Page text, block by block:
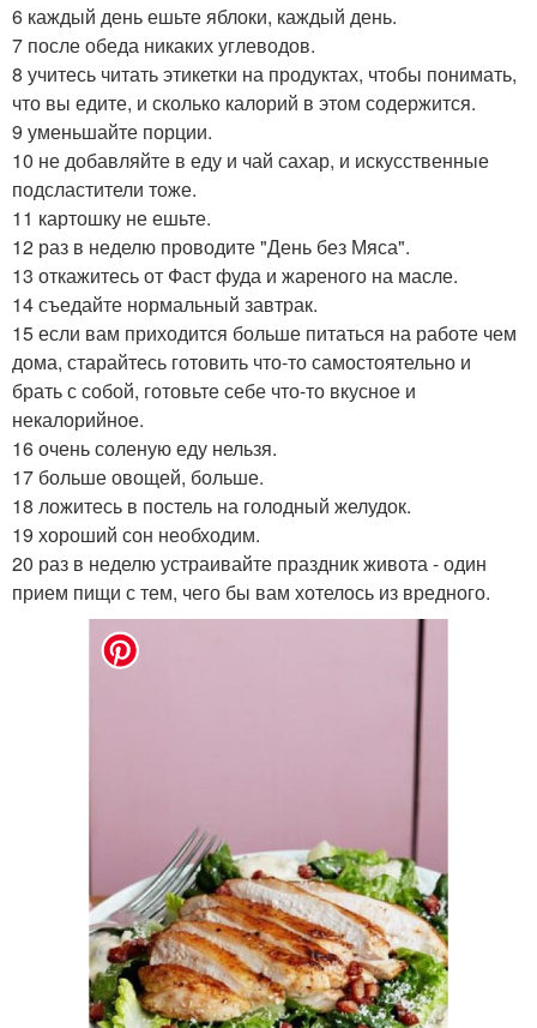
6 каждый день ешьте яблоки, каждый день.
7 после обеда никаких углеводов.
8 учитесь читать этикетки на продуктах, чтобы понимать,
что вы едите, и сколько калорий в этом содержится.
9 уменьшайте порции.
10 не добавляйте в еду и чай сахар, и искусственные
подсластители тоже.
11 картошку не ешьте.
12 раз в неделю проводите "День без Мяса".
13 откажитесь от Фаст фуда и жареного на масле.
14 съедайте нормальный завтрак.
15 если вам приходится больше питаться на работе чем
дома, старайтесь готовить что-то самостоятельно и
брать с собой, готовьте себе что-то вкусное и
некалорийное.
16 очень соленую еду нельзя.
17 больше овощей, больше.
18 ложитесь в постель на голодный желудок.
19 хороший сон необходим.
20 раз в неделю устраивайте праздник живота - один
прием пищи с тем, чего бы вам хотелось из вредного.